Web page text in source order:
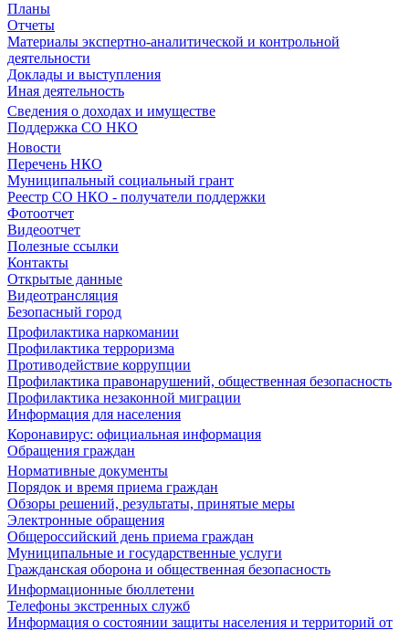
Планы
Отчеты
Материалы экспертно-аналитической и контрольной
деятельности
Доклады и выступления
Иная деятельность
Сведения о доходах и имуществе
Поддержка СО НКО
Новости
Перечень НКО
Муниципальный социальный грант
Реестр СО НКО - получатели поддержки
Фотоотчет
Видеоотчет
Полезные ссылки
Контакты
Открытые данные
Видеотрансляция
Безопасный город
Профилактика наркомании
Профилактика терроризма
Противодействие коррупции
Профилактика правонарушений, общественная безопасность
Профилактика незаконной миграции
Информация для населения
Коронавирус: официальная информация
Обращения граждан
Нормативные документы
Порядок и время приема граждан
Обзоры решений, результаты, принятые меры
Электронные обращения
Общероссийский день приема граждан
Муниципальные и государственные услуги
Гражданская оборона и общественная безопасность
Информационные бюллетени
Телефоны экстренных служб
Информация о состоянии защиты населения и территорий от